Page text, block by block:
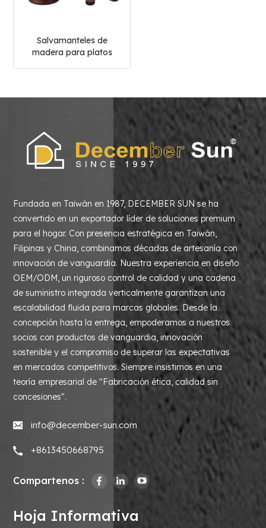
Salvamanteles de
madera para platos
Fundada en Taiwán en 1987, DECEMBER SUN se ha
convertido en un exportador líder de soluciones premium
para el hogar. Con presencia estratégica en Taiwán,
Filipinas y China, combinamos décadas de artesanía con
innovación de vanguardia. Nuestra experiencia en diseño
OEM/ODM, un riguroso control de calidad y una cadena
de suministro integrada verticalmente garantizan una
escalabilidad fluida para marcas globales. Desde la
concepción hasta la entrega, empoderamos a nuestros
socios con productos de vanguardia, innovación
sostenible y el compromiso de superar las expectativas
en mercados competitivos. Siempre insistimos en una
teoría empresarial de "Fabricación ética, calidad sin
concesiones".
info@december-sun.com
+8613450668795
Compartenos :
Hoja Informativa